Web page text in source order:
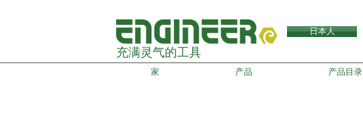
日本人
充满灵气的工具
家 产品 产品目录